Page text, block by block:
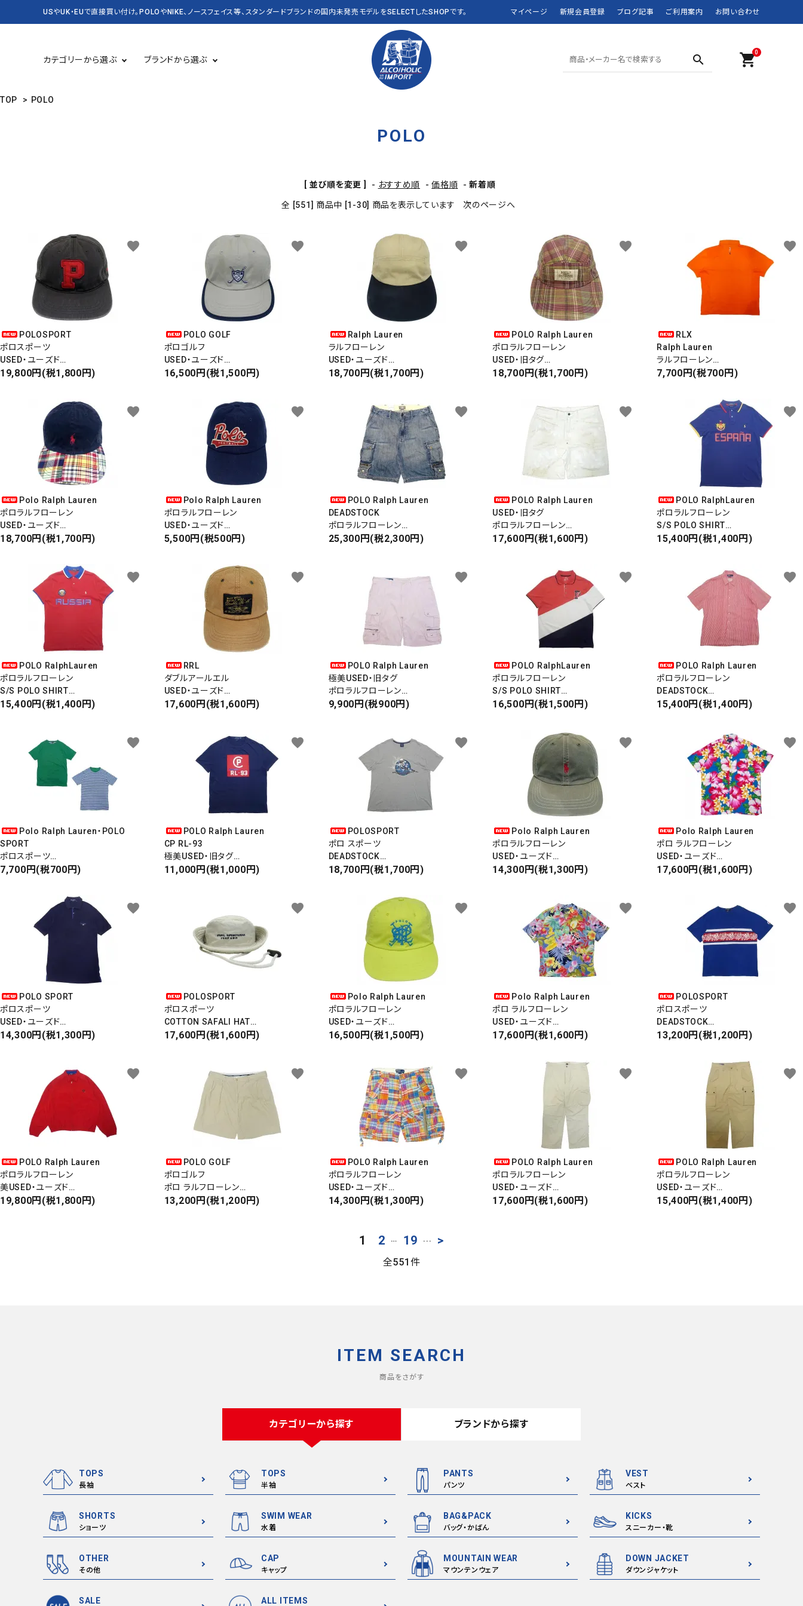
USやUK・EUで直接買い付け。POLOやNIKE、ノースフェイス等、スタンダードブランドの国内未発売モデルをSELECTしたSHOPです。 マイページ 新規会員登録 ブログ記事 ご利用案内 お問い合わせ
カテゴリーから選ぶ
VEST ベスト
NORTH FACE
ブランドから選ぶ
RLX
Clarks J CREW
L.L.Bean USA NAUTICA
STUSSY Timberland VANS OTHER BRANDS
search
0
shopping_cart
TOP > POLO
POLO
[ 並び順を変更 ] - おすすめ順 -価格順 -新着順
全 [551] 商品中 [1-30] 商品を表示しています 次のページへ
POLOSPORT
ポロスポーツ
USED・ユーズド
6PANEL CAP
19,800円(税1,800円)
favorite
POLO GOLF
ポロゴルフ
USED・ユーズド
LOGO 6PANEL CAP
16,500円(税1,500円)
favorite
Ralph Lauren
ラルフローレン
USED・ユーズド
COTTON JET CAP
Made in USA
18,700円(税1,700円)
favorite
POLO Ralph Lauren
ポロラルフローレン
USED・旧タグ
COTTON JET CAP
18,700円(税1,700円)
favorite
RLX
Ralph Lauren
ラルフローレン
USED・ユーズド
7,700円(税700円)
favorite
Polo Ralph Lauren
ポロラルフローレン
USED・ユーズド
Made in USA
18,700円(税1,700円)
favorite
Polo Ralph Lauren
ポロラルフローレン
USED・ユーズド
6PANEL WOOL CAP
5,500円(税500円)
favorite
POLO Ralph Lauren
DEADSTOCK
ポロラルフローレン
DENIM CARGO SHORTS
25,300円(税2,300円)
favorite
POLO Ralph Lauren
USED・旧タグ
ポロラルフローレン
PATCHWORK DAMAGE SHORTS
17,600円(税1,600円)
favorite
POLO RalphLauren
ポロラルフローレン
S/S POLO SHIRT
半袖ポロシャツ
15,400円(税1,400円)
favorite
POLO RalphLauren
ポロラルフローレン
S/S POLO SHIRT
半袖ポロシャツ
15,400円(税1,400円)
favorite
RRL
ダブルアールエル
USED・ユーズド
6PANEL CAP
17,600円(税1,600円)
favorite
POLO Ralph Lauren
極美USED・旧タグ
ポロラルフローレン
CARGO SHORTS
9,900円(税900円)
favorite
POLO RalphLauren
ポロラルフローレン
S/S POLO SHIRT
Pウイング・ウイングフット
16,500円(税1,500円)
favorite
POLO Ralph Lauren
ポロラルフローレン
DEADSTOCK
STRIPE SHIRT
15,400円(税1,400円)
favorite
Polo Ralph Lauren・POLO
SPORT
ポロスポーツ
USED
7,700円(税700円)
favorite
POLO Ralph Lauren
CP RL-93
極美USED・旧タグ
S/S PRINT T-SHIRT
11,000円(税1,000円)
favorite
POLOSPORT
ポロ スポーツ
DEADSTOCK
S/S PRINT T-SHIRT
18,700円(税1,700円)
favorite
Polo Ralph Lauren
ポロラルフローレン
USED・ユーズド
LOGO 6PANEL CAP
14,300円(税1,300円)
favorite
Polo Ralph Lauren
ポロ ラルフローレン
USED・ユーズド
S/S SHIRT
17,600円(税1,600円)
favorite
POLO SPORT
ポロスポーツ
USED・ユーズド
S/S POLO SHIRT
14,300円(税1,300円)
favorite
POLOSPORT
ポロスポーツ
COTTON SAFALI HAT
コットンサファリハット
17,600円(税1,600円)
favorite
Polo Ralph Lauren
ポロラルフローレン
USED・ユーズド
LOGO 6PANEL CAP
16,500円(税1,500円)
favorite
Polo Ralph Lauren
ポロ ラルフローレン
USED・ユーズド
S/S SHIRT
17,600円(税1,600円)
favorite
POLOSPORT
ポロスポーツ
DEADSTOCK
S/S ALOHA T-SHIRT
13,200円(税1,200円)
favorite
POLO Ralph Lauren
ポロラルフローレン
美USED・ユーズド
COTTON SWINGTOP
19,800円(税1,800円)
favorite
POLO GOLF
ポロゴルフ
ポロ ラルフローレン
USED・ユーズド
13,200円(税1,200円)
favorite
POLO Ralph Lauren
ポロラルフローレン
USED・ユーズド
PATCHWORK CARGO SHORTS
14,300円(税1,300円)
favorite
POLO Ralph Lauren
ポロラルフローレン
USED・ユーズド
CARGO PANTS
17,600円(税1,600円)
favorite
POLO Ralph Lauren
ポロラルフローレン
USED・ユーズド
CARGO PANTS
15,400円(税1,400円)
favorite
1 2 … 19 ... >
全551件
close
ITEM SEARCH
商品をさがす
カテゴリーから探す ブランドから探す
TOPS
長袖
TOPS
半袖
PANTS
パンツ
VEST
ベスト
SHORTS
ショーツ
SWIM WEAR
水着
BAG&PACK
バッグ・かばん
KICKS
スニーカー・靴
OTHER
その他
CAP
キャップ
MOUNTAIN WEAR
マウンテンウェア
DOWN JACKET
ダウンジャケット
SALE ALL ITEMS